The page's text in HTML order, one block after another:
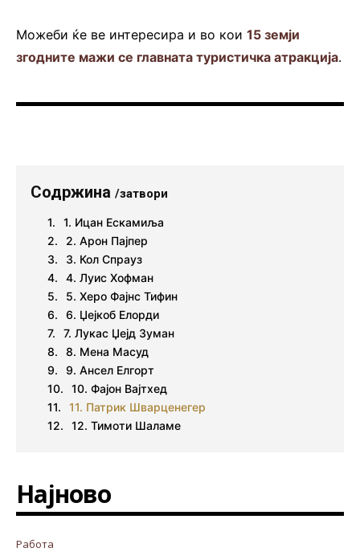
Можеби ќе ве интересира и во кои 15 земји
згодните мажи се главната туристичка атракција.
Содржина /затвори
1. Ицан Ескамиља
2. Арон Пајпер
3. Кол Спрауз
4. Луис Хофман
5. Херо Фајнс Тифин
6. Џејкоб Елорди
7. Лукас Џејд Зуман
8. Мена Масуд
9. Ансел Елгорт
10. Фајон Вајтхед
11. Патрик Шварценегер
12. Тимоти Шаламе
Најново
Работа